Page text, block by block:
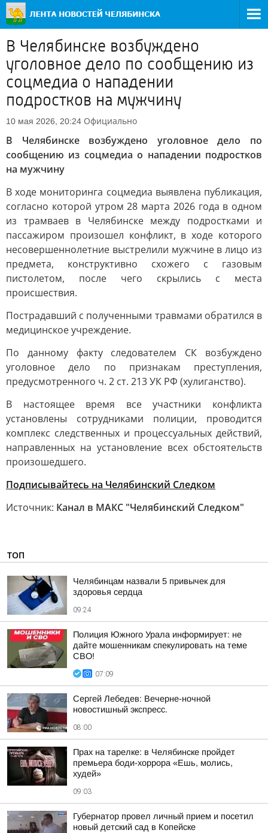
В Челябинске возбуждено
уголовное дело по сообщению из
соцмедиа о нападении
подростков на мужчину
10 мая 2026, 20:24 Официально
В Челябинске возбуждено уголовное дело по
сообщению из соцмедиа о нападении подростков
на мужчину
В ходе мониторинга соцмедиа выявлена публикация,
согласно которой утром 28 марта 2026 года в одном
из трамваев в Челябинске между подростками и
пассажиром произошел конфликт, в ходе которого
несовершеннолетние выстрелили мужчине в лицо из
предмета, конструктивно схожего с газовым
пистолетом, после чего скрылись с места
происшествия.
Пострадавший с полученными травмами обратился в
медицинское учреждение.
По данному факту следователем СК возбуждено
уголовное дело по признакам преступления,
предусмотренного ч. 2 ст. 213 УК РФ (хулиганство).
В настоящее время все участники конфликта
установлены сотрудниками полиции, проводится
комплекс следственных и процессуальных действий,
направленных на установление всех обстоятельств
произошедшего.
Подписывайтесь на Челябинский Следком
Источник: Канал в МАКС "Челябинский Следком"
ТОП
Челябинцам назвали 5 привычек для
здоровья сердца
09:24
Полиция Южного Урала информирует: не
дайте мошенникам спекулировать на теме
СВО!
07:09
Сергей Лебедев: Вечерне-ночной
новостишный экспресс.
08:00
Прах на тарелке: в Челябинске пройдет
премьера боди-хоррора «Ешь, молись,
худей»
09:03
Губернатор провел личный прием и посетил
новый детский сад в Копейске